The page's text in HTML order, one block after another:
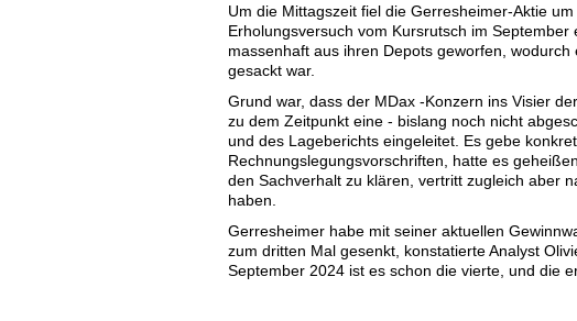
Um die Mittagszeit fiel die Gerresheimer-Aktie
Erholungsversuch vom Kursrutsch im
massenhaft aus ihren Depots geworfen,
gesackt war.
Grund war, dass der MDax -Konzern ins Visier
zu dem Zeitpunkt eine - bislang noch nicht
und des Lageberichts eingeleitet. Es gebe
Rechnungslegungsvorschriften, hatte es
den Sachverhalt zu klären, vertritt zugleich aber
haben.
Gerresheimer habe mit seiner aktuellen
zum dritten Mal gesenkt, konstatierte Analyst
September 2024 ist es schon die vierte, und die